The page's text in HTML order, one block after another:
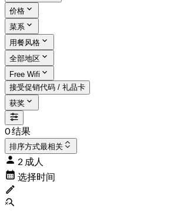
价格
菜系
用餐风格
全部地区
Free Wifi
接受促销代码 / 礼品卡
获奖
0 结果
排序方式最相关
2 成人
选择时间